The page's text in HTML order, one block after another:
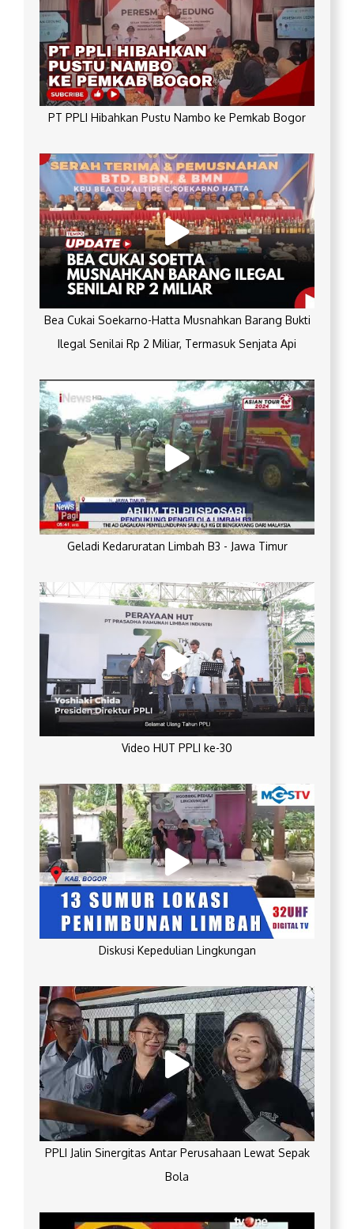
PT PPLI Hibahkan Pustu Nambo ke Pemkab Bogor
Bea Cukai Soekarno-Hatta Musnahkan Barang Bukti
Ilegal Senilai Rp 2 Miliar, Termasuk Senjata Api
Geladi Kedaruratan Limbah B3 - Jawa Timur
Video HUT PPLI ke-30
Diskusi Kepedulian Lingkungan
PPLI Jalin Sinergitas Antar Perusahaan Lewat Sepak
Bola